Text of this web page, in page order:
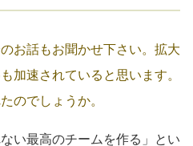
お話もお聞かせ下さい。拡大
加速されていると思います。
のでしょうか。
ない最高のチームを作る」とい